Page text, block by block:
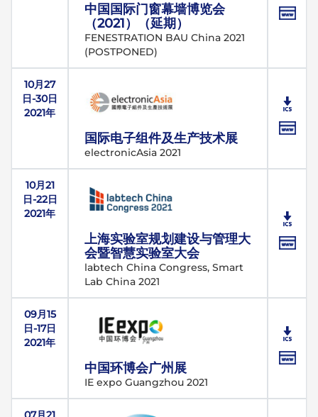
中国国际门窗幕墙博览会
（2021）（延期）
FENESTRATION BAU China 2021
(POSTPONED)
10月27
日-30日
2021年
国际电子组件及生产技术展
electronicAsia 2021
10月21
日-22日
2021年
上海实验室规划建设与管理大
会暨智慧实验室大会
labtech China Congress, Smart
Lab China 2021
09月15
日-17日
2021年
中国环博会广州展
IE expo Guangzhou 2021